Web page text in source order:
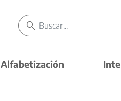
Alfabetización